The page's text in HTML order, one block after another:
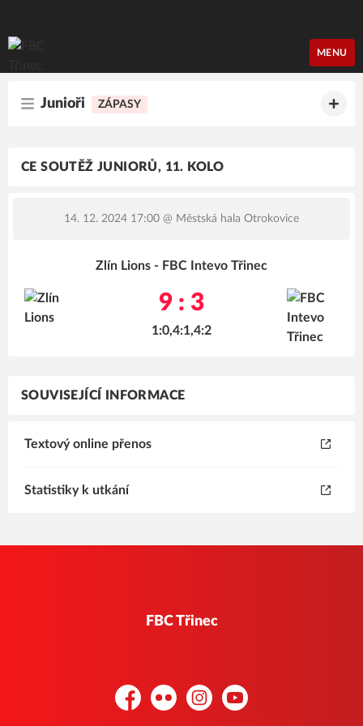
FBC Třinec
MENU
Junioři ZÁPASY
CE SOUTĚŽ JUNIORŮ, 11. KOLO
14. 12. 2024 17:00 @ Městská hala Otrokovice
Zlín Lions - FBC Intevo Třinec
9 : 3
1:0,4:1,4:2
SOUVISEJÍCÍ INFORMACE
Textový online přenos
Statistiky k utkání
FBC Třinec
FacebookFlickr InstagramYouTube